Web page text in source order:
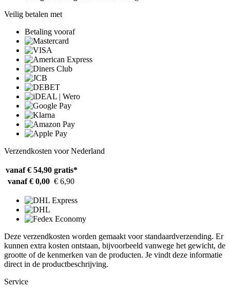
Veilig betalen met
Betaling vooraf
Verzendkosten voor Nederland
vanaf € 54,90 gratis*
vanaf € 0,00 € 6,90
Deze verzendkosten worden gemaakt voor standaardverzending. Er
kunnen extra kosten ontstaan, bijvoorbeeld vanwege het gewicht, de
grootte of de kenmerken van de producten. Je vindt deze informatie
direct in de productbeschrijving.
Service